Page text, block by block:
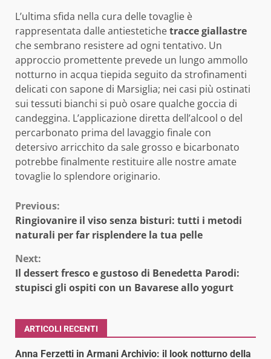
L’ultima sfida nella cura delle tovaglie è
rappresentata dalle antiestetichetracce giallastre
che sembrano resistere ad ogni tentativo. Un
approccio promettente prevede un lungo ammollo
notturno in acqua tiepida seguito da strofinamenti
delicati con sapone di Marsiglia; nei casi più ostinati
sui tessuti bianchi si può osare qualche goccia di
candeggina. L’applicazione diretta dell’alcool o del
percarbonato prima del lavaggio finale con
detersivo arricchito da sale grosso e bicarbonato
potrebbe finalmente restituire alle nostre amate
tovaglie lo splendore originario.
Continue
Reading
Previous:
Ringiovanire il viso senza bisturi: tutti i metodi
naturali per far risplendere la tua pelle
Next:
Il dessert fresco e gustoso di Benedetta Parodi:
stupisci gli ospiti con un Bavarese allo yogurt
ARTICOLI RECENTI
Anna Ferzetti in Armani Archivio: il look notturno della